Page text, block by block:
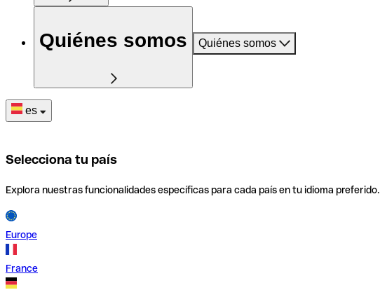
Quiénes somos Quiénes somos
es
Selecciona tu país
Explora nuestras funcionalidades específicas para cada país en tu idioma preferido.
Europe
France